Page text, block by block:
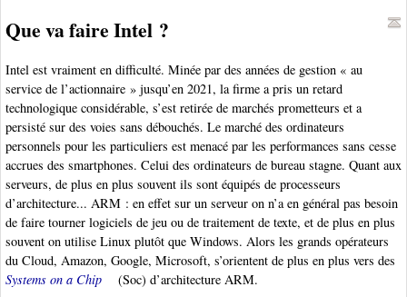
Que va faire Intel ?
Intel est vraiment en difficulté. Minée par des années de gestion « au
service de l’actionnaire » jusqu’en 2021, la firme a pris un retard
technologique considérable, s’est retirée de marchés prometteurs et a
persisté sur des voies sans débouchés. Le marché des ordinateurs
personnels pour les particuliers est menacé par les performances sans cesse
accrues des smartphones. Celui des ordinateurs de bureau stagne. Quant aux
serveurs, de plus en plus souvent ils sont équipés de processeurs
d’architecture... ARM : en effet sur un serveur on n’a en général pas besoin
de faire tourner logiciels de jeu ou de traitement de texte, et de plus en plus
souvent on utilise Linux plutôt que Windows. Alors les grands opérateurs
du Cloud, Amazon, Google, Microsoft, s’orientent de plus en plus vers des
Systems on a Chip
(Soc) d’architecture ARM.